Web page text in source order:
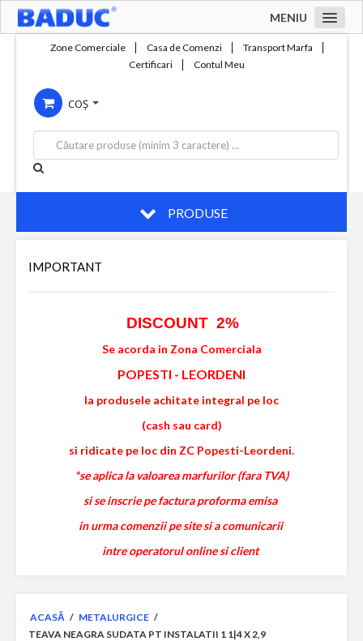
MENIU
Compania
Servicii
Productie
Contact
Zone Comerciale Casa de Comenzi
Transport Marfa
Certificari
Contul Meu
COȘ
PRODUSE
IMPORTANT
DISCOUNT 2%
Se acorda in Zona Comerciala
POPESTI - LEORDENI
la produsele achitate integral pe loc
(cash sau card)
si ridicate pe loc din ZC Popesti-Leordeni.
*se aplica la valoarea marfurilor (fara TVA)
si se inscrie pe factura proforma emisa
in urma comenzii pe site si a comunicarii
intre operatorul online si client
ACASĂ / METALURGICE /
TEAVA NEAGRA SUDATA PT INSTALATII 1 1|4 X 2,9